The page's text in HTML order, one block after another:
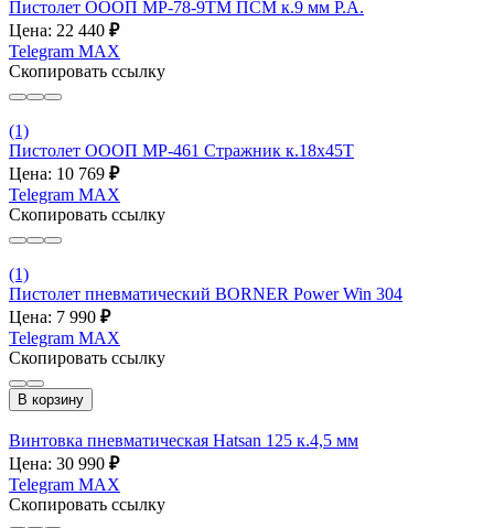
Пистолет ОООП MP-78-9ТМ ПСМ к.9 мм Р.А.
Цена: 22 440 ₽
Telegram MAX
Скопировать ссылку
(1)
Пистолет ОООП MP-461 Стражник к.18х45Т
Цена: 10 769 ₽
Telegram MAX
Скопировать ссылку
(1)
Пистолет пневматический BORNER Power Win 304
Цена: 7 990 ₽
Telegram MAX
Скопировать ссылку
В корзину
Винтовка пневматическая Hatsan 125 к.4,5 мм
Цена: 30 990 ₽
Telegram MAX
Скопировать ссылку